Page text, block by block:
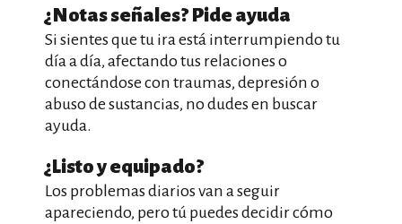
¿Notas señales? Pide ayuda
Si sientes que tu ira está interrumpiendo tu
día a día, afectando tus relaciones o
conectándose con traumas, depresión o
abuso de sustancias, no dudes en buscar
ayuda.
¿Listo y equipado?
Los problemas diarios van a seguir
apareciendo, pero tú puedes decidir cómo